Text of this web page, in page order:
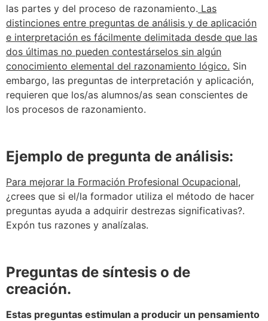
las partes y del proceso de razonamiento. Las
distinciones entre preguntas de análisis y de aplicación
e interpretación es fácilmente delimitada desde que las
dos últimas no pueden contestárselos sin algún
conocimiento elemental del razonamiento lógico. Sin
embargo, las preguntas de interpretación y aplicación,
requieren que los/as alumnos/as sean conscientes de
los procesos de razonamiento.
Ejemplo de pregunta de análisis:
Para mejorar la Formación Profesional Ocupacional,
¿crees que si el/la formador utiliza el método de hacer
preguntas ayuda a adquirir destrezas significativas?.
Expón tus razones y analízalas.
Preguntas de síntesis o de
creación.
Estas preguntas estimulan a producir un pensamiento